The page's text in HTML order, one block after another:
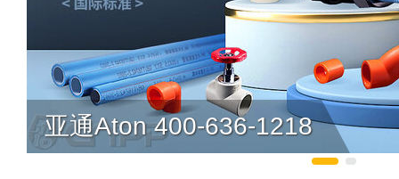
亚通Aton 400-636-1218